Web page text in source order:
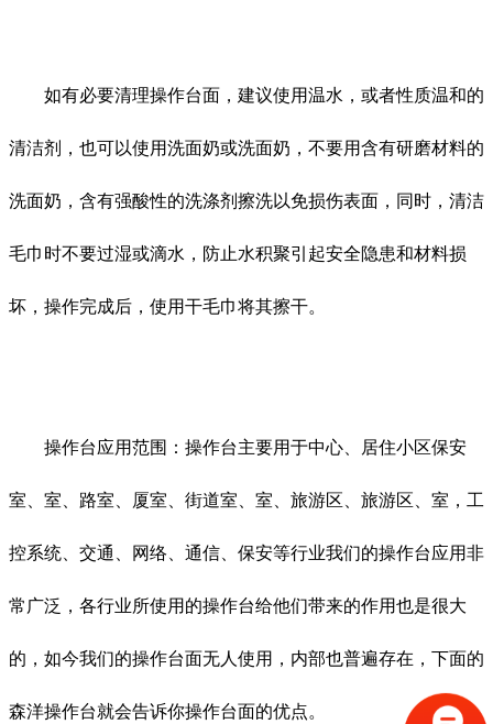
如有必要清理操作台面，建议使用温水，或者性质温和的
清洁剂，也可以使用洗面奶或洗面奶，不要用含有研磨材料的
洗面奶，含有强酸性的洗涤剂擦洗以免损伤表面，同时，清洁
毛巾时不要过湿或滴水，防止水积聚引起安全隐患和材料损
坏，操作完成后，使用干毛巾将其擦干。
操作台应用范围：操作台主要用于中心、居住小区保安
室、室、路室、厦室、街道室、室、旅游区、旅游区、室，工
控系统、交通、网络、通信、保安等行业我们的操作台应用非
常广泛，各行业所使用的操作台给他们带来的作用也是很大
的，如今我们的操作台面无人使用，内部也普遍存在，下面的
森洋操作台就会告诉你操作台面的优点。